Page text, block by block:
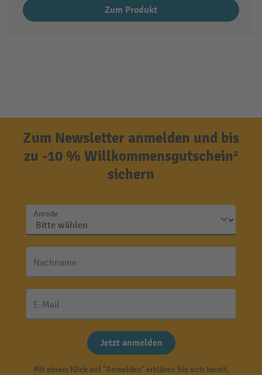
Zum Produkt
Zum Newsletter anmelden und bis
zu -10 % Willkommensgutschein²
sichern
Anrede
Nachname
E-Mail
Jetzt anmelden
Mit einem Klick auf "Anmelden" erklären Sie sich bereit,